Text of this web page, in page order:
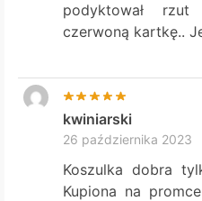
podyktował
czerwoną kartkę..
kwiniarski
26 października 2023
Koszulka dobra
Kupiona na